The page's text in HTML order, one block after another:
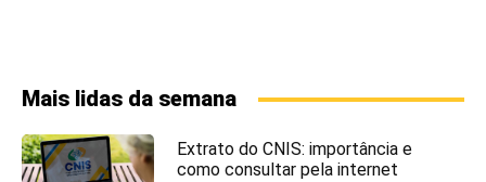
Mais lidas da semana
Extrato do CNIS: importância e
como consultar pela internet